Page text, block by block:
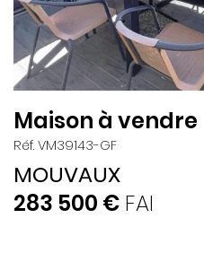
Maison à vendre
Réf. VM39143-GF
MOUVAUX
283 500 € FAI